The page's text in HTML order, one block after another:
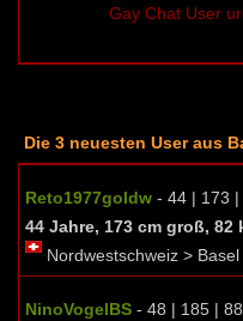
Gay Chat User
Die 3 neuesten User aus
Reto1977goldw - 44 | 173 |
44 Jahre, 173 cm groß, 82
Nordwestschweiz > Basel
NinoVogelBS - 48 | 185 |